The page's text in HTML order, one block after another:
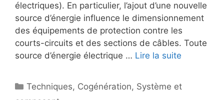
électriques). En particulier, l’ajout d’une nouvelle
source d’énergie influence le dimensionnement
des équipements de protection contre les
courts-circuits et des sections de câbles. Toute
source d’énergie électrique … Lire la suite
Catégories
Techniques, Cogénération, Système et